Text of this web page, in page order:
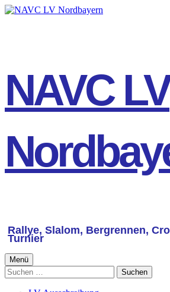
Springe
NAVC LV
Rallye, Slalom, Bergrennen,
Turnier
Primäres
Menü
Menü
Suchen
nach: